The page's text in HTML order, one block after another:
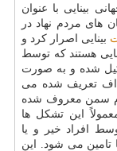
ویژه روز جهانی بینایی با عنوان
های مردم نهاد در
بینایی اصرار کرد و
هستند که توسط
شده و به صورت
تعریف شده می
نام سمن معروف شده
این تشکل ها
افراد خیر و یا
تامین می شود. این